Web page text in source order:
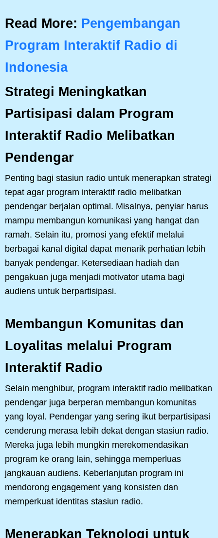
Read More: Pengembangan
Program Interaktif Radio di
Indonesia
Strategi Meningkatkan
Partisipasi dalam Program
Interaktif Radio Melibatkan
Pendengar
Penting bagi stasiun radio untuk menerapkan strategi
tepat agar program interaktif radio melibatkan
pendengar berjalan optimal. Misalnya, penyiar harus
mampu membangun komunikasi yang hangat dan
ramah. Selain itu, promosi yang efektif melalui
berbagai kanal digital dapat menarik perhatian lebih
banyak pendengar. Ketersediaan hadiah dan
pengakuan juga menjadi motivator utama bagi
audiens untuk berpartisipasi.
Membangun Komunitas dan
Loyalitas melalui Program
Interaktif Radio
Selain menghibur, program interaktif radio melibatkan
pendengar juga berperan membangun komunitas
yang loyal. Pendengar yang sering ikut berpartisipasi
cenderung merasa lebih dekat dengan stasiun radio.
Mereka juga lebih mungkin merekomendasikan
program ke orang lain, sehingga memperluas
jangkauan audiens. Keberlanjutan program ini
mendorong engagement yang konsisten dan
memperkuat identitas stasiun radio.
Menerapkan Teknologi untuk